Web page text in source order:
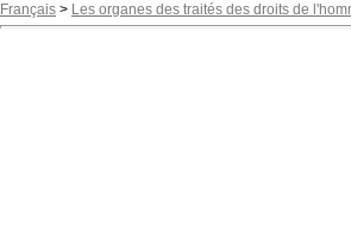
Français > Les organes des traités des droits de